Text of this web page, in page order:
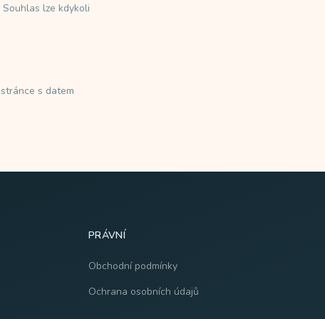
lze kdykoli
s datem
PRÁVNÍ
Obchodní podmínky
Ochrana osobních údajů